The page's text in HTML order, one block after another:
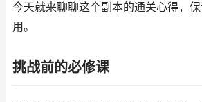
今天就来聊聊这个副本的通关心得，
用。
挑战前的必修课